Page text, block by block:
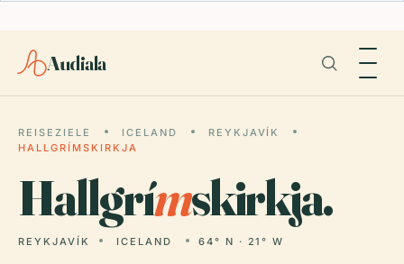
Audiala
REISEZIELE ICELAND
REYKJAVÍK
HALLGRÍMSKIRKJA
Hallgrímskirkja.
REYKJAVÍK ICELAND 64° N · 21° W